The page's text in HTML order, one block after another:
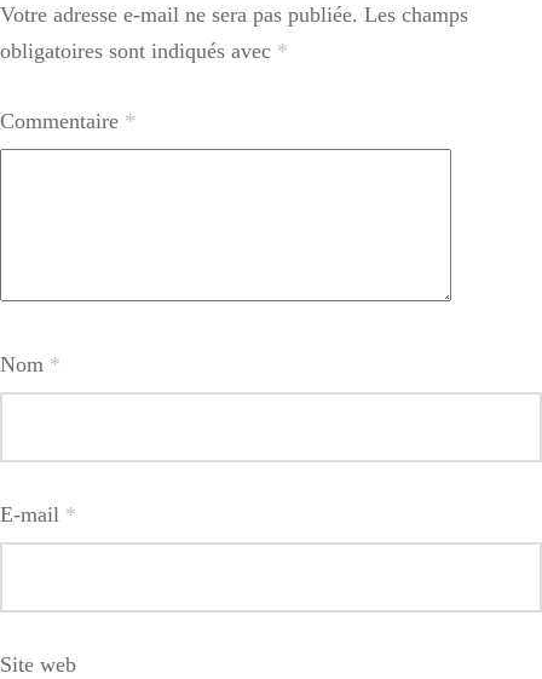
Votre adresse e-mail ne sera pas publiée. Les champs
obligatoires sont indiqués avec *
Commentaire *
Nom *
E-mail *
Site web